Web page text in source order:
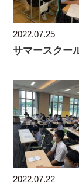
2022.07.25
2022.07.22